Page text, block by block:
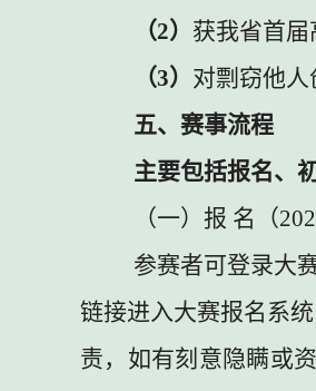
（2） 获我省首届
（3） 对剽窃他人
五、赛事流程
主要包括报名、
（一）报 名 （
参赛者可登录大
链接进入大赛报名系
责，如有刻意隐瞒或